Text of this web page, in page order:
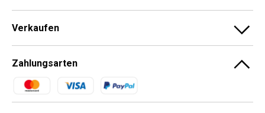
Verkaufen
Zahlungsarten
Zahlungsmethoden